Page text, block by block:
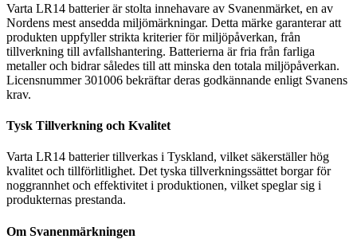
Varta LR14 batterier är stolta innehavare av Svanenmärket, en av
Nordens mest ansedda miljömärkningar. Detta märke garanterar att
produkten uppfyller strikta kriterier för miljöpåverkan, från
tillverkning till avfallshantering. Batterierna är fria från farliga
metaller och bidrar således till att minska den totala miljöpåverkan.
Licensnummer 301006 bekräftar deras godkännande enligt Svanens
krav.
Tysk Tillverkning och Kvalitet
Varta LR14 batterier tillverkas i Tyskland, vilket säkerställer hög
kvalitet och tillförlitlighet. Det tyska tillverkningssättet borgar för
noggrannhet och effektivitet i produktionen, vilket speglar sig i
produkternas prestanda.
Om Svanenmärkningen